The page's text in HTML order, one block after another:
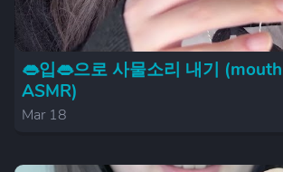
👄입👄으로 사물소리 내기
ASMR)
Mar 18